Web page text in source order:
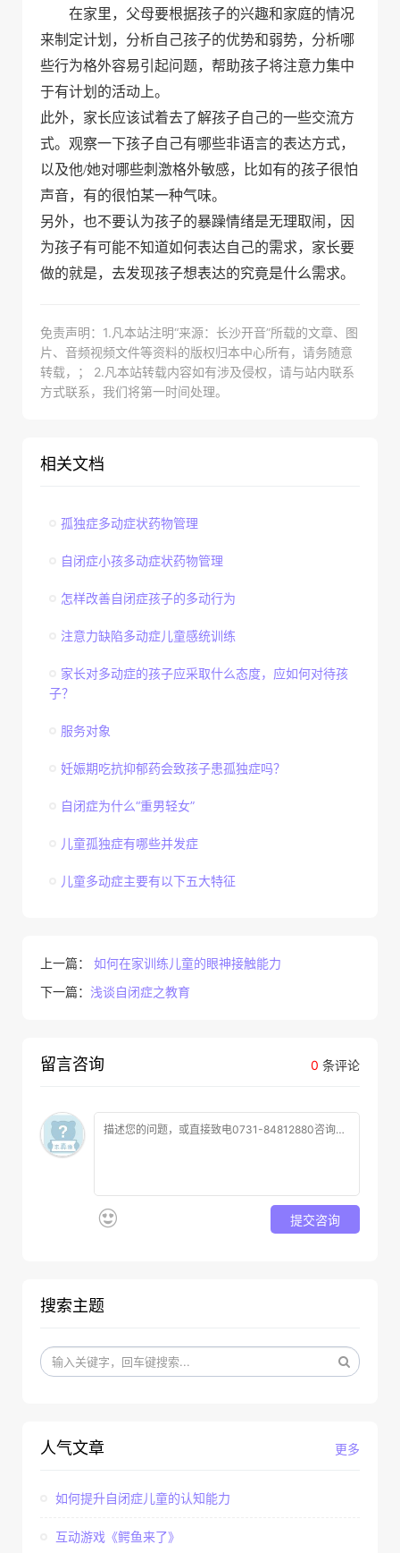
在家里，父母要根据孩子的兴趣和家庭的情况
来制定计划，分析自己孩子的优势和弱势，分析哪
些行为格外容易引起问题，帮助孩子将注意力集中
于有计划的活动上。
此外，家长应该试着去了解孩子自己的一些交流方
式。观察一下孩子自己有哪些非语言的表达方式，
以及他/她对哪些刺激格外敏感，比如有的孩子很怕
声音，有的很怕某一种气味。
另外，也不要认为孩子的暴躁情绪是无理取闹，因
为孩子有可能不知道如何表达自己的需求，家长要
做的就是，去发现孩子想表达的究竟是什么需求。
免责声明：1.凡本站注明“来源：长沙开音”所载的文章、图
片、音频视频文件等资料的版权归本中心所有，请务随意
转载，； 2.凡本站转载内容如有涉及侵权，请与站内联系
方式联系，我们将第一时间处理。
相关文档
孤独症多动症状药物管理
自闭症小孩多动症状药物管理
怎样改善自闭症孩子的多动行为
注意力缺陷多动症儿童感统训练
家长对多动症的孩子应采取什么态度，应如何对待孩
子？
服务对象
妊娠期吃抗抑郁药会致孩子患孤独症吗？
自闭症为什么“重男轻女”
儿童孤独症有哪些并发症
儿童多动症主要有以下五大特征
上一篇：
如何在家训练儿童的眼神接触能力
下一篇： 浅谈自闭症之教育
0 条评论
留言咨询
提交咨询
搜索主题
更多
人气文章
如何提升自闭症儿童的认知能力
互动游戏《鳄鱼来了》